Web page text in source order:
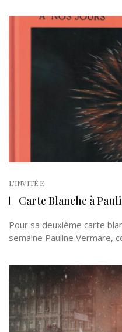
L'INVITÉ·E
Carte Blanche à
Pour sa deuxième carte
semaine Pauline Vermare,